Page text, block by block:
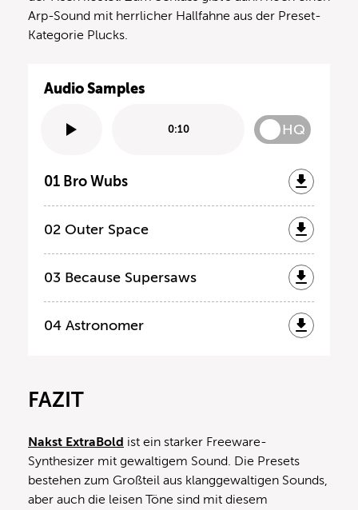
Arp-Sound mit herrlicher Hallfahne aus der Preset-
Kategorie Plucks.
Audio Samples
0:10 HQ
01 Bro Wubs
02 Outer Space
03 Because Supersaws
04 Astronomer
FAZIT
Nakst ExtraBold ist ein starker Freeware-
Synthesizer mit gewaltigem Sound. Die Presets
bestehen zum Großteil aus klanggewaltigen Sounds,
aber auch die leisen Töne sind mit diesem